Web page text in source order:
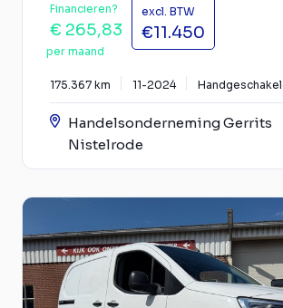
Financieren?
€ 265,83
per maand
excl. BTW
€11.450
175.367 km 11-2024
Handelsonderneming Gerrits
Nistelrode